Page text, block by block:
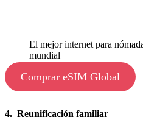
El mejor internet para
mundial
Comprar eSIM Global
4. Reunificación familiar